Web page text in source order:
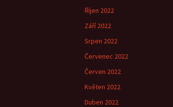
Říjen 2022
Září 2022
Srpen 2022
Červenec 2022
Červen 2022
Květen 2022
Duben 2022